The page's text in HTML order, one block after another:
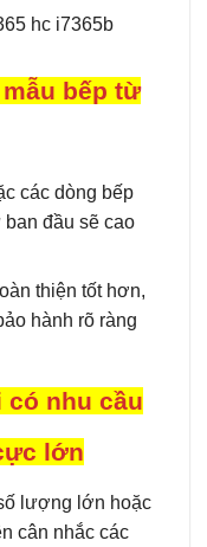
bếp từ
các dòng bếp
đầu sẽ cao
thiện tốt hơn,
hành rõ ràng
nhu cầu
lớn
lượng lớn hoặc
cân nhắc các